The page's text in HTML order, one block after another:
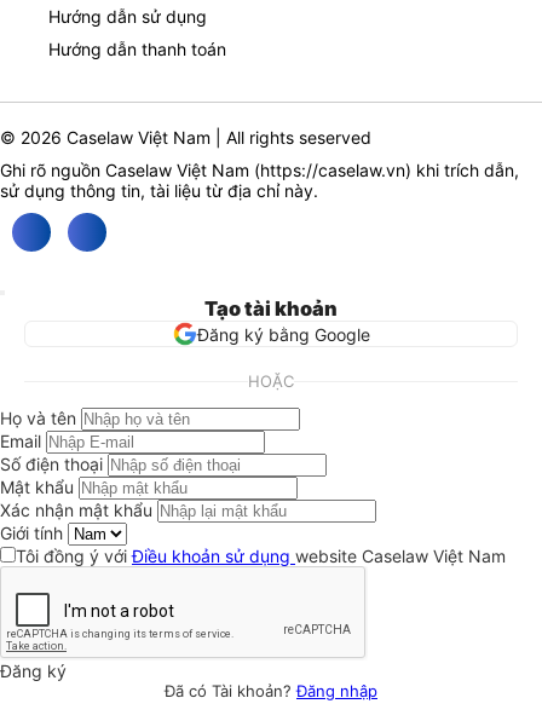
Hướng dẫn sử dụng
Hướng dẫn thanh toán
© 2026 Caselaw Việt Nam | All rights seserved
Ghi rõ nguồn Caselaw Việt Nam (https://caselaw.vn) khi trích dẫn,
sử dụng thông tin, tài liệu từ địa chỉ này.
Tạo tài khoản
Đăng ký bằng Google
HOẶC
Họ và tên
Email
Số điện thoại
Mật khẩu
Xác nhận mật khẩu
Giới tính
Tôi đồng ý vớiĐiều khoản sử dụng website Caselaw Việt Nam
Đăng ký
Đã có Tài khoản?Đăng nhập